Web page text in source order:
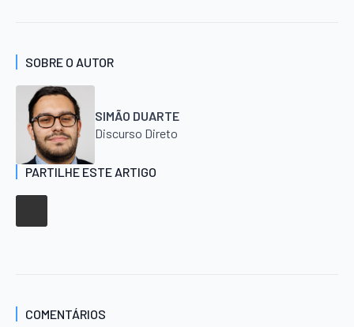
SOBRE O AUTOR
SIMÃO DUARTE
Discurso Direto
PARTILHE ESTE ARTIGO
COMENTÁRIOS